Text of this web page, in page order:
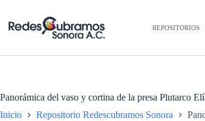
REPOSITORIOS
Panorámica del vaso y cortina de la presa Plutarco
Inicio
Repositorio Redescubramos Sonora